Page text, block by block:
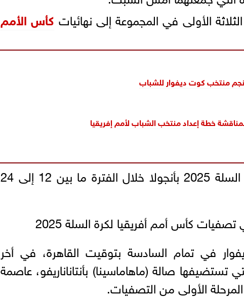
الأولى في المجموعة إلى نهائيات كأس الأمم
منتخب كوت ديفوار للشباب
خطة إعداد منتخب الشباب لأمم إفريقيا
وستقام كأس الأمم الأفريقية لكرة السلة 2025 بأنجولا خلال الفترة ما بين 12 إلى 24
كأس أمم أفريقيا لكرة السلة 2025
في تمام السادسة بتوقيت القاهرة، في أخر
تستضيفها صالة (ماهاماسينا) بأنتاناناريفو، عاصمة
الأولى من التصفيات.